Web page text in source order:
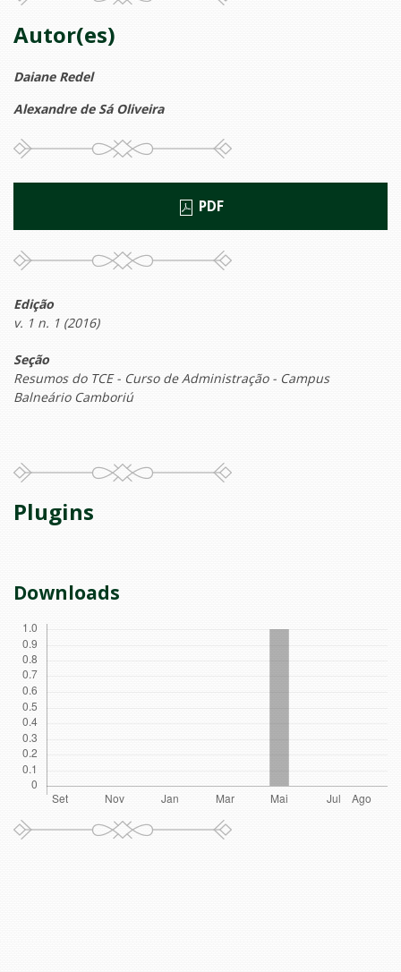
Autor(es)
Daiane Redel
Alexandre de Sá Oliveira
PDF
Edição
v. 1 n. 1 (2016)
Seção
Resumos do TCE - Curso de Administração - Campus
Balneário Camboriú
Plugins
Downloads